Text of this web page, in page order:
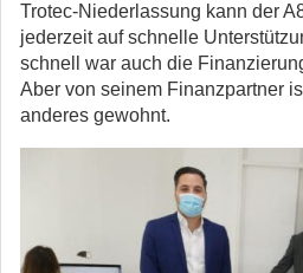
Trotec-Niederlassung kann der
jederzeit auf schnelle
schnell war auch die
Aber von seinem Finanzpartner
anderes gewohnt.